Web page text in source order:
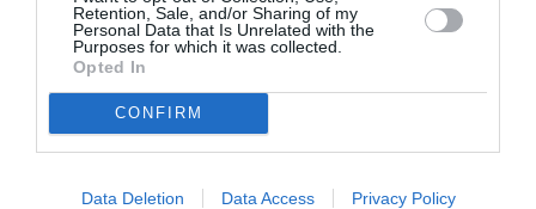
Retention, Sale, and/or Sharing of my
Personal Data that Is Unrelated with the
Purposes for which it was collected.
Opted In
CONFIRM
Data Deletion Data Access Privacy Policy
Τοποθεσία:
Θέατρο Σημείο, Χαριλάου Τρικούπη 4, Καλλιθέα
Θέατρο Σημείο